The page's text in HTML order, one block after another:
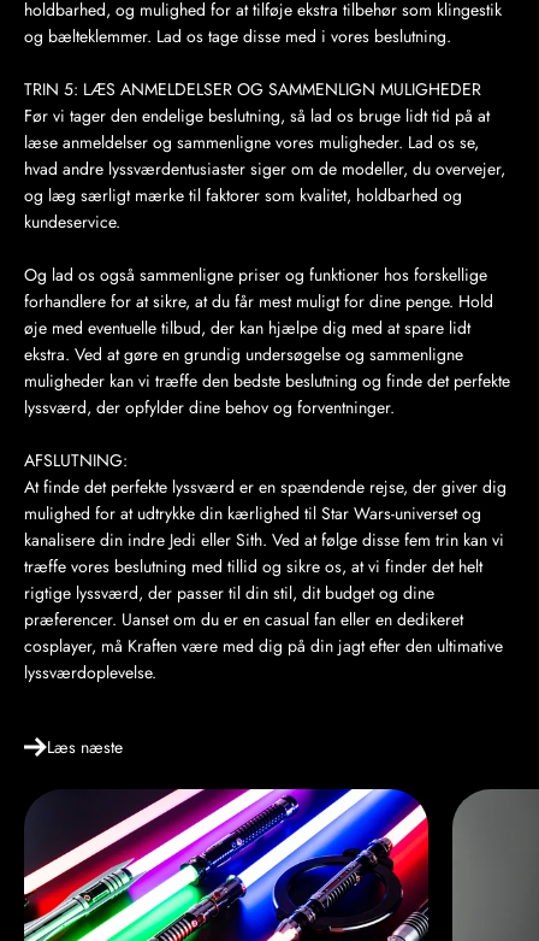
holdbarhed, og mulighed for at tilføje ekstra tilbehør som klingestik
og bælteklemmer. Lad os tage disse med i vores beslutning.
TRIN 5: LÆS ANMELDELSER OG SAMMENLIGN MULIGHEDER
Før vi tager den endelige beslutning, så lad os bruge lidt tid på at
læse anmeldelser og sammenligne vores muligheder. Lad os se,
hvad andre lyssværdentusiaster siger om de modeller, du overvejer,
og læg særligt mærke til faktorer som kvalitet, holdbarhed og
kundeservice.
Og lad os også sammenligne priser og funktioner hos forskellige
forhandlere for at sikre, at du får mest muligt for dine penge. Hold
øje med eventuelle tilbud, der kan hjælpe dig med at spare lidt
ekstra. Ved at gøre en grundig undersøgelse og sammenligne
muligheder kan vi træffe den bedste beslutning og finde det perfekte
lyssværd, der opfylder dine behov og forventninger.
AFSLUTNING:
At finde det perfekte lyssværd er en spændende rejse, der giver dig
mulighed for at udtrykke din kærlighed til Star Wars-universet og
kanalisere din indre Jedi eller Sith. Ved at følge disse fem trin kan vi
træffe vores beslutning med tillid og sikre os, at vi finder det helt
rigtige lyssværd, der passer til din stil, dit budget og dine
præferencer. Uanset om du er en casual fan eller en dedikeret
cosplayer, må Kraften være med dig på din jagt efter den ultimative
lyssværdoplevelse.
Læs næste